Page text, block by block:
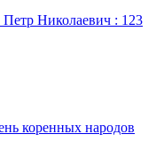
Петр Николаевич : 123
коренных народов